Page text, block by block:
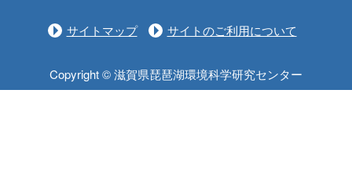
サイトマップ サイトのご利用について
Copyright © 滋賀県琵琶湖環境科学研究センター